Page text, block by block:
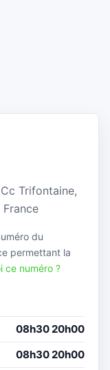
Trifontaine,
du
permettant la
ce numéro ?
08h30 20h00
08h30 20h00